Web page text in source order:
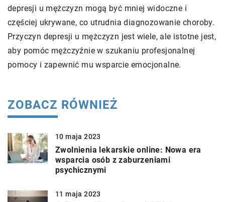
depresji u mężczyzn mogą być mniej widoczne i
częściej ukrywane, co utrudnia diagnozowanie choroby.
Przyczyn depresji u mężczyzn jest wiele, ale istotne jest,
aby pomóc mężczyźnie w szukaniu profesjonalnej
pomocy i zapewnić mu wsparcie emocjonalne.
ZOBACZ RÓWNIEŻ
10 maja 2023
Zwolnienia lekarskie online: Nowa era
wsparcia osób z zaburzeniami
psychicznymi
11 maja 2023